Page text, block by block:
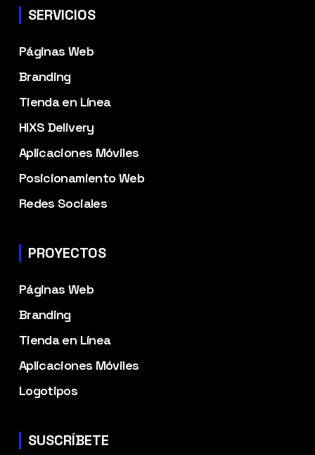
SERVICIOS
Páginas Web
Branding
Tienda en Línea
HIXS Delivery
Aplicaciones Móviles
Posicionamiento Web
Redes Sociales
PROYECTOS
Páginas Web
Branding
Tienda en Línea
Aplicaciones Móviles
Logotipos
SUSCRÍBETE